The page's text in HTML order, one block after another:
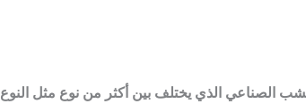
الصناعي الذي يختلف بين أكثر من نوع مثل النوع